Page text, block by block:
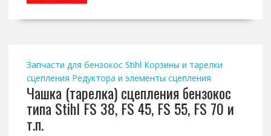
Запчасти для бензокос Stihl Корзины и тарелки
сцепления Редуктора и элементы сцепления
Чашка (тарелка) сцепления бензокос
типа Stihl FS 38, FS 45, FS 55, FS 70 и
т.п.